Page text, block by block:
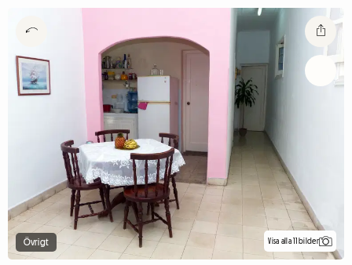
Övrigt Visa alla 11 bilder